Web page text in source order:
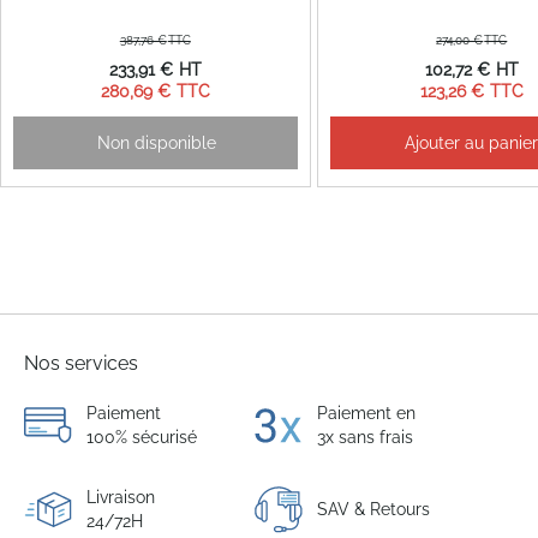
Prix
Spécial
280,69 €
233,91 €
387,76 €
Non disponible
Prix
Spécial
123,26 €
102,72 €
274,00 €
Ajouter au panier
Nos services
Paiement
100% sécurisé
Paiement en
3x sans frais
Livraison
24/72H
SAV & Retours